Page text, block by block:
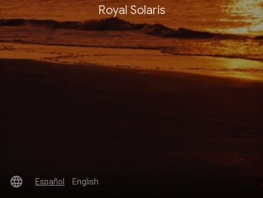
Royal Solaris
language Español English